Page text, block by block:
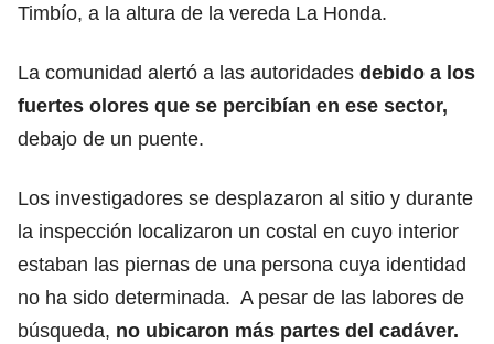
Timbío, a la altura de la vereda La Honda.
La comunidad alertó a las autoridades debido a los
fuertes olores que se percibían en ese sector,
debajo de un puente.
Los investigadores se desplazaron al sitio y durante
la inspección localizaron un costal en cuyo interior
estaban las piernas de una persona cuya identidad
no ha sido determinada. A pesar de las labores de
búsqueda, no ubicaron más partes del cadáver.